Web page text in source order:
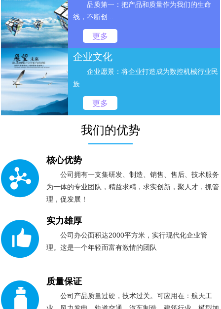
品质第一：把产品和质量作为我们的生命
线，不断创...
更多
企业文化
企业愿景：将企业打造成为数控机械行业民
族...
更多
我们的优势
核心优势
公司拥有一支集研发、制造、销售、售后、技术服务
为一体的专业团队，精益求精，求实创新，聚人才，抓管
理，促发展！
实力雄厚
公司办公面积达2000平方米，实行现代化企业管
理。这是一个年轻而富有激情的团队
质量保证
公司产品质量过硬，技术过关。可应用在：航天工